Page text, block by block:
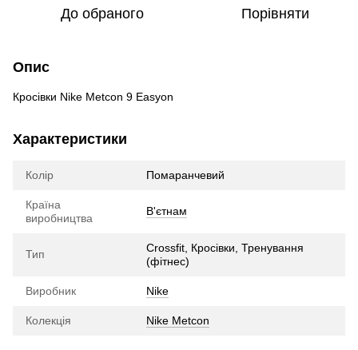
До обраного Порівняти
Опис
Кросівки Nike Metcon 9 Easyon
Характеристики
Колір Помаранчевий
Країна
виробництва
В'єтнам
Тип
Crossfit, Кросівки, Тренування
(фітнес)
Виробник Nike
Колекція Nike Metcon